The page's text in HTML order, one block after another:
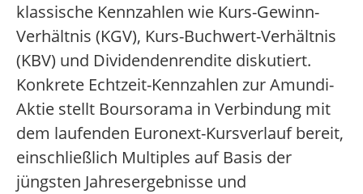
klassische Kennzahlen wie Kurs-Gewinn-
Verhältnis (KGV), Kurs-Buchwert-Verhältnis
(KBV) und Dividendenrendite diskutiert.
Konkrete Echtzeit-Kennzahlen zur Amundi-
Aktie stellt Boursorama in Verbindung mit
dem laufenden Euronext-Kursverlauf bereit,
einschließlich Multiples auf Basis der
jüngsten Jahresergebnisse und